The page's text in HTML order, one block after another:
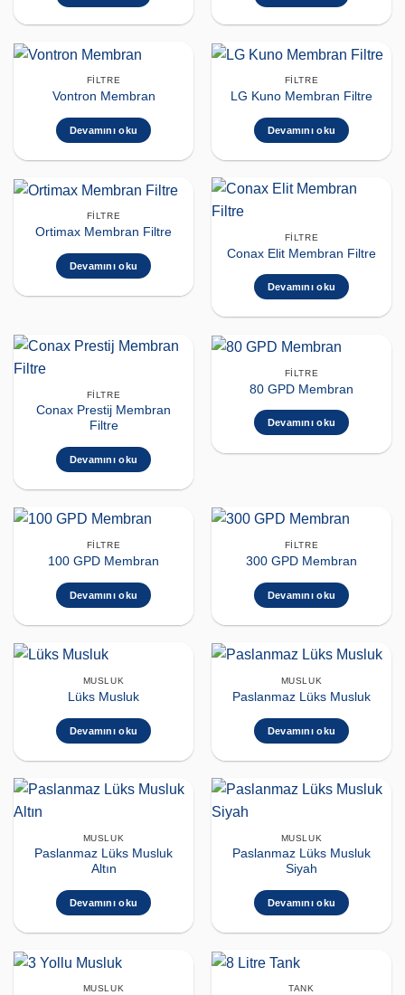
FILTRE
Vontron Membran
Devamını oku
FILTRE
LG Kuno Membran Filtre
Devamını oku
FILTRE
Ortimax Membran Filtre
Devamını oku
FILTRE
Conax Elit Membran Filtre
Devamını oku
FILTRE
Conax Prestij Membran
Filtre
Devamını oku
FILTRE
80 GPD Membran
Devamını oku
FILTRE
100 GPD Membran
Devamını oku
FILTRE
300 GPD Membran
Devamını oku
MUSLUK
Lüks Musluk
Devamını oku
MUSLUK
Paslanmaz Lüks Musluk
Devamını oku
MUSLUK
Paslanmaz Lüks Musluk
Altın
Devamını oku
MUSLUK
Paslanmaz Lüks Musluk
Siyah
Devamını oku
MUSLUK TANK